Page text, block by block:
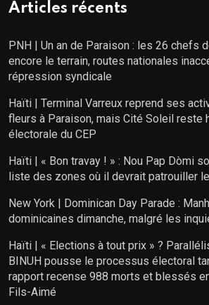
Articles récents
PNH | Un an de Paraison : les 26 chefs
encore le terrain, routes nationales
répression syndicale
Haïti | Terminal Varreux reprend ses
fleurs à Paraison, mais Cité Soleil reste
électorale du CEP
Haïti | « Bon travay ! » : Nou Pap Dòmi
liste des zones où il devrait patrouiller
New York | Dominican Day Parade :
dominicaines dimanche, malgré les
Haïti | « Elections à tout prix » ?
BINUH pousse le processus électoral
rapport recense 988 morts et blessés
Fils-Aimé